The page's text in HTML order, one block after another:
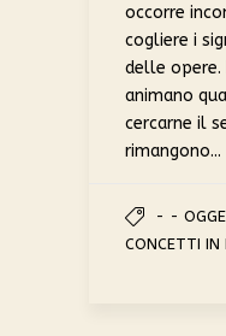
occorre
cogliere i
delle opere.
animano
cercarne il
rimangono...
- -
CONCETTI IN